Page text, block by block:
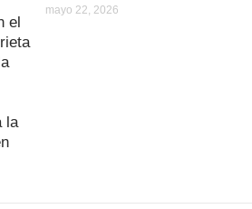
el
la
mayo 22, 2026